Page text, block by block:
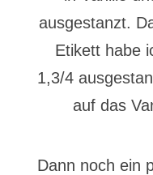
ausgestanzt.
Etikett habe
1,3/4
auf das
Dann noch ein